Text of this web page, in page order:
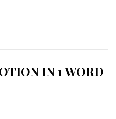
IN 1 WORD